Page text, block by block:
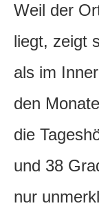
Weil der
liegt, zeigt
als im
den
die
und 38
nur